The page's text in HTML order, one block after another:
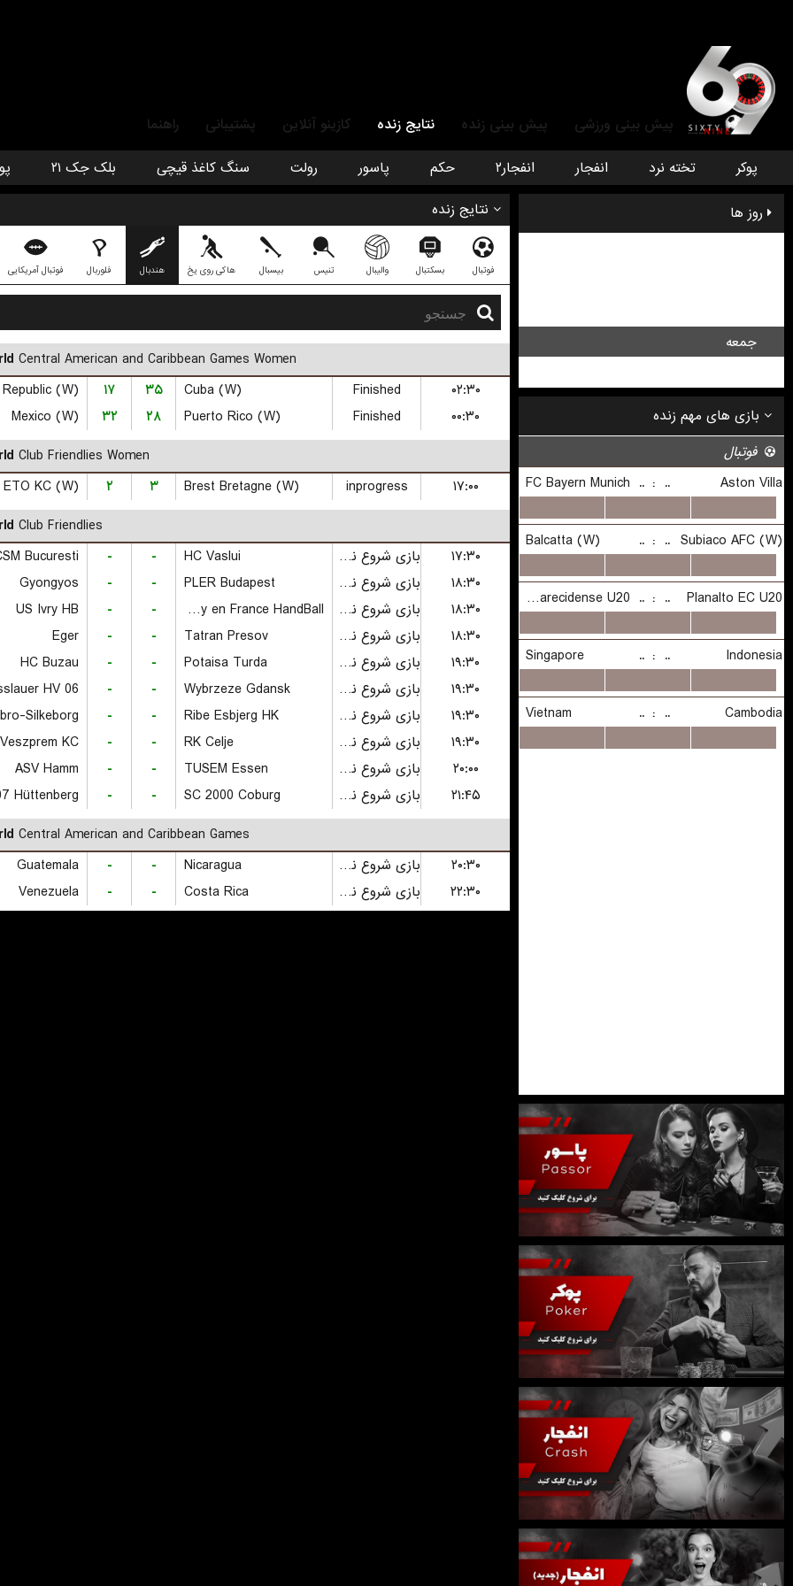
پیش بینی ورزشی پیش بینی زنده نتایج زنده کازینو آنلاین پشتیبانی راهنما
پوکر تخته نرد انفجار انفجار۲ حکم پاسور رولت سنگ کاغذ قیچی بلک جک ۲۱
روز ها
جمعه
نتایج زنده
فوتبال بسکتبال والیبال تنیس بیسبال هاکی روی یخ هندبال فلوربال فوتبال آمریکایی
Central American and Caribbean Games Women
(W)
۱۷ ۳۵ Cuba (W) Finished
۰۲:۳۰
Mexico (W)
۳۲ ۲۸ Puerto Rico (W) Finished
۰۰:۳۰
Club Friendlies Women
KC (W)
۲ ۳ Brest Bretagne (W) inprogress
۱۷:۰۰
Club Friendlies
Bucuresti
- - HC Vaslui بازی شروع نشده است
۱۷:۳۰
Gyongyos
- - PLER Budapest بازی شروع نشده است
۱۸:۳۰
US Ivry HB
- - Tremblay en France HandBall بازی شروع نشده است
۱۸:۳۰
Eger
- - Tatran Presov بازی شروع نشده است
۱۸:۳۰
HC Buzau
- - Potaisa Turda بازی شروع نشده است
۱۹:۳۰
- - Wybrzeze Gdansk بازی شروع نشده است
۱۹:۳۰
Silkeborg
- - Ribe Esbjerg HK بازی شروع نشده است
۱۹:۳۰
KC
- - RK Celje بازی شروع نشده است
۱۹:۳۰
ASV Hamm
- - TUSEM Essen بازی شروع نشده است
۲۰:۰۰
Hüttenberg
- - SC 2000 Coburg بازی شروع نشده است
۲۱:۴۵
Central American and Caribbean Games
Guatemala
- - Nicaragua بازی شروع نشده است
۲۰:۳۰
Venezuela
- - Costa Rica بازی شروع نشده است ۲۲:۳۰